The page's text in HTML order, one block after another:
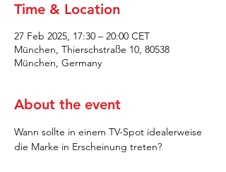
Time & Location
27 Feb 2025, 17:30 – 20:00 CET
München, Thierschstraße 10, 80538
München, Germany
About the event
Wann sollte in einem TV-Spot idealerweise
die Marke in Erscheinung treten?